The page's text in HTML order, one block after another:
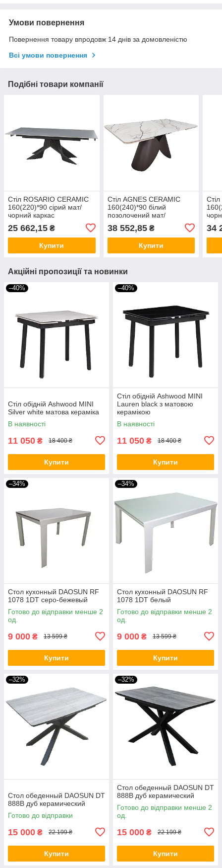
Умови повернення
Повернення товару впродовж 14 днів за домовленістю
Всі умови повернення
Подібні товари компанії
Стіл ROSARIO CERAMIC
160(220)*90 сірий мат/
чорний каркас
25 662,15 ₴
Купити
Стіл AGNES CERAMIC
160(240)*90 білий
позолочений мат/
38 552,85₴
Купити
34
Акційні пропозиції та новинки
–40%
Стіл обідній Ashwood MINI
Silver white матова кераміка
В наявності
11 050 ₴ 18 400 ₴
Купити
–40%
Стіл обідній Ashwood MINI
Lauren black з матовою
керамікою
В наявності
11 050 ₴ 18 400 ₴
Купити
–34%
Стол кухонный DAOSUN RF
1078 1DT серо-бежевый
Готово до відправки менше 2
од.
9 000 ₴ 13 599 ₴
Купити
–34%
Стол кухонный DAOSUN RF
1078 1DT белый
Готово до відправки менше 2
од.
9 000 ₴ 13 599 ₴
Купити
–32%
Стол обеденный DAOSUN DT
888B дуб керамический
Готово до відправки
15 000 ₴ 22 199 ₴
Купити
–32%
Стол обеденный DAOSUN DT
888B дуб керамический
Готово до відправки менше 2
од.
15 000 ₴ 22 199 ₴
Купити